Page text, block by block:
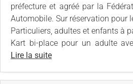
préfecture et agréé par la
Automobile. Sur réservation pour
Particuliers, adultes et enfants à
Kart bi-place pour un adulte
Lire la suite